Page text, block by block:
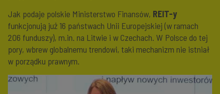
Jak podaje polskie Ministerstwo Finansów, REIT-y
funkcjonują już 16 państwach Unii Europejskiej (w ramach
206 funduszy), m.in. na Litwie i w Czechach. W Polsce do tej
pory, wbrew globalnemu trendowi, taki mechanizm nie istniał
w porządku prawnym.